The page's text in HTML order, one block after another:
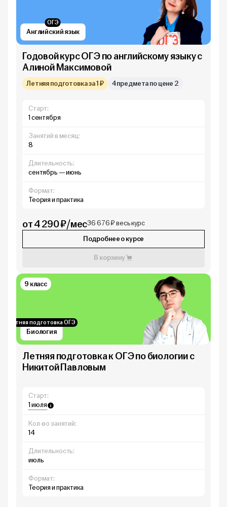
Английский язык
ОГЭ
Годовой курс ОГЭ по английскому языку с
Алиной Максимовой
Летняя подготовка за 1 ₽ 4 предмета по цене 2
Старт:
1 сентября
Занятий в месяц:
8
Длительность:
сентябрь — июнь
Формат:
Теория и практика
от 4 290 ₽/мес36 676 ₽ весь курс
Подробнее о курсе
В корзину
Биология
Летняя подготовка ОГЭ
9 класс
Летняя подготовка к ОГЭ по биологии с
Никитой Павловым
Старт:
1 июля
Кол-во занятий:
14
Длительность:
июль
Формат:
Теория и практика